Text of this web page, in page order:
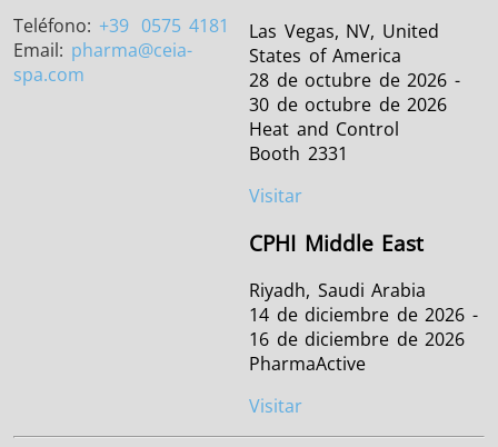
Teléfono: +39 0575 4181
Email: pharma@ceia-
spa.com
Las Vegas, NV, United
States of America
28 de octubre de 2026 -
30 de octubre de 2026
Heat and Control
Booth 2331
Visitar
CPHI Middle East
Riyadh, Saudi Arabia
14 de diciembre de 2026 -
16 de diciembre de 2026
PharmaActive
Visitar